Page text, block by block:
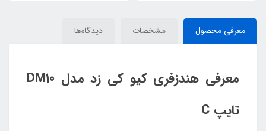
معرفی محصول مشخصات دیدگاه‌ها
معرفی هندزفری کیو کی زد مدل DM10
تایپ C